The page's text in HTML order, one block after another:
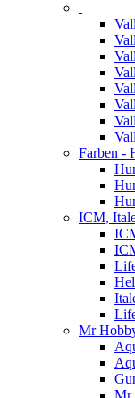
Farben -
ICM,
Mr